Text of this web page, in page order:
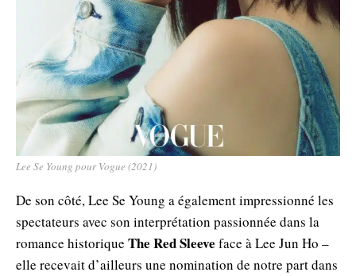
Lee Se Young pour Vogue (2021)
De son côté, Lee Se Young a également impressionné les
spectateurs avec son interprétation passionnée dans la
romance historique The Red Sleeve face à Lee Jun Ho –
elle recevait d’ailleurs une nomination de notre part dans